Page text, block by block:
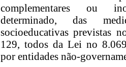
complementares ou
determinado, das
socioeducativas previstas
129, todos da Lei no
por entidades não-